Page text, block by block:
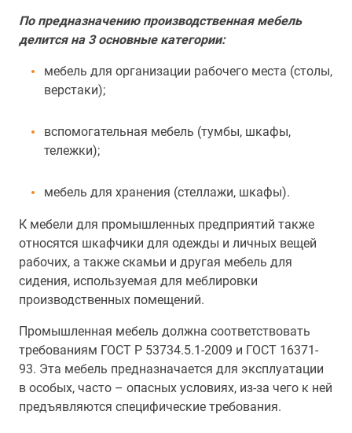
По предназначению производственная мебель
делится на 3 основные категории:
мебель для организации рабочего места (столы,
верстаки);
вспомогательная мебель (тумбы, шкафы,
тележки);
мебель для хранения (стеллажи, шкафы).
К мебели для промышленных предприятий также
относятся шкафчики для одежды и личных вещей
рабочих, а также скамьи и другая мебель для
сидения, используемая для меблировки
производственных помещений.
Промышленная мебель должна соответствовать
требованиям ГОСТ Р 53734.5.1-2009 и ГОСТ 16371-
93. Эта мебель предназначается для эксплуатации
в особых, часто – опасных условиях, из-за чего к ней
предъявляются специфические требования.